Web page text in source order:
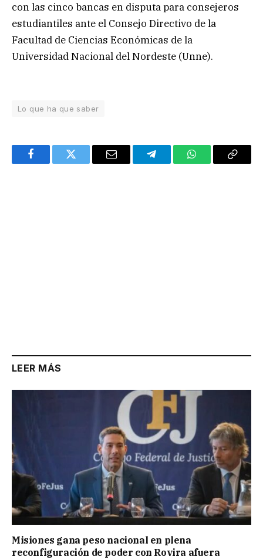
con las cinco bancas en disputa para consejeros
estudiantiles ante el Consejo Directivo de la
Facultad de Ciencias Económicas de la
Universidad Nacional del Nordeste (Unne).
Lo que ha que saber
FacebookTwitter Email TelegramWhatsAppCopy
LEER MÁS
Misiones gana peso nacional en plena
reconfiguración de poder con Rovira afuera